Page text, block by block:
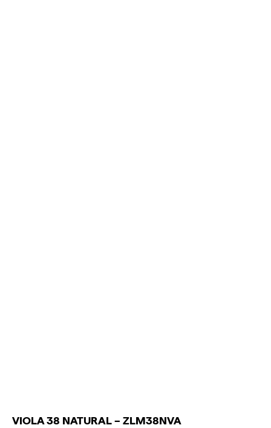
VIOLA 38 NATURAL – ZLM38NVA